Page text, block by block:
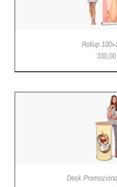
Rollup
330,00
Desk